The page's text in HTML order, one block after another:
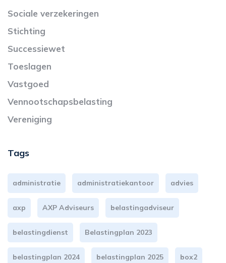
Sociale verzekeringen
Stichting
Successiewet
Toeslagen
Vastgoed
Vennootschapsbelasting
Vereniging
Tags
administratie administratiekantoor advies
axp AXP Adviseurs belastingadviseur
belastingdienst Belastingplan 2023
belastingplan 2024 belastingplan 2025 box2